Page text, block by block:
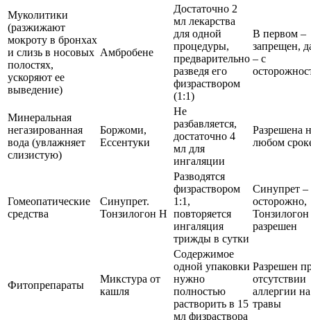
Муколитики
(разжижают
мокроту в бронхах
и слизь в носовых
полостях,
ускоряют ее
выведение)
Амбробене
Достаточно 2
мл лекарства
для одной
процедуры,
предварительно
разведя его
физраствором
(1:1)
В первом –
запрещен,
– с
Минеральная
негазированная
вода (увлажняет
слизистую)
Боржоми,
Ессентуки
Не
разбавляется,
достаточно 4
мл для
ингаляции
Разрешена
любом
Гомеопатические
средства
Синупрет.
Тонзилогон Н
Разводятся
физраствором
1:1,
повторяется
ингаляция
трижды в сутки
Синупрет –
осторожно,
разрешен
Фитопрепараты
Микстура от
кашля
Содержимое
одной упаковки
нужно
полностью
растворить в 15
мл физраствора
Разрешен
отсутствии
аллергии на
травы